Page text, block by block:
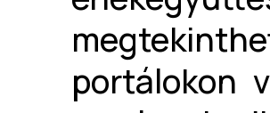
portálokon